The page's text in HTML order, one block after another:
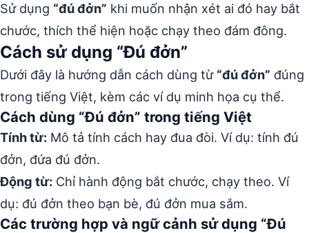
Sử dụng “đú đởn” khi muốn nhận xét ai đó hay bắt
chước, thích thể hiện hoặc chạy theo đám đông.
Cách sử dụng “Đú đởn”
Dưới đây là hướng dẫn cách dùng từ “đú đởn” đúng
trong tiếng Việt, kèm các ví dụ minh họa cụ thể.
Cách dùng “Đú đởn” trong tiếng Việt
Tính từ: Mô tả tính cách hay đua đòi. Ví dụ: tính đú
đởn, đứa đú đởn.
Động từ: Chỉ hành động bắt chước, chạy theo. Ví
dụ: đú đởn theo bạn bè, đú đởn mua sắm.
Các trường hợp và ngữ cảnh sử dụng “Đú